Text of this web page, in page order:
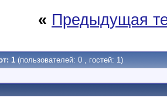
« Предыдущая
1 (пользователей: 0 , гостей: 1)